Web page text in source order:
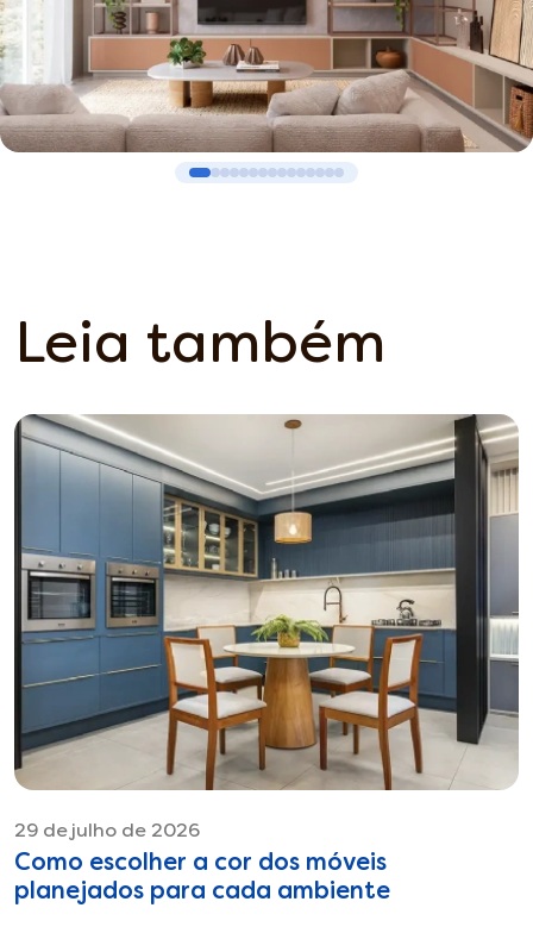
Leia também
29 de julho de 2026
Como escolher a cor dos móveis
planejados para cada ambiente